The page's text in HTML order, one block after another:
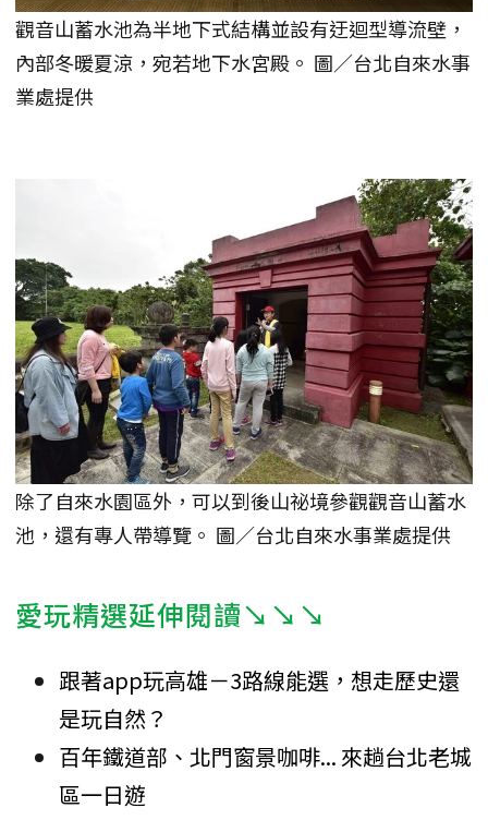
觀音山蓄水池為半地下式結構並設有迂迴型導流壁，
內部冬暖夏涼，宛若地下水宮殿。 圖／台北自來水事
業處提供
除了自來水園區外，可以到後山祕境參觀觀音山蓄水
池，還有專人帶導覽。 圖／台北自來水事業處提供
愛玩精選延伸閱讀↘↘↘
跟著app玩高雄－3路線能選，想走歷史還
是玩自然？
百年鐵道部、北門窗景咖啡... 來趟台北老城
區一日遊